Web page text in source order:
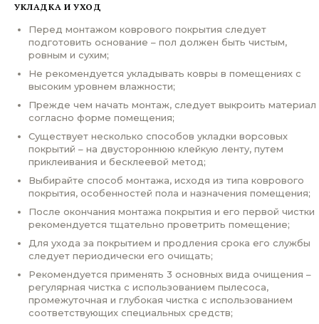
УКЛАДКА И УХОД
Перед монтажом коврового покрытия следует
подготовить основание – пол должен быть чистым,
ровным и сухим;
Не рекомендуется укладывать ковры в помещениях с
высоким уровнем влажности;
Прежде чем начать монтаж, следует выкроить материал
согласно форме помещения;
Существует несколько способов укладки ворсовых
покрытий – на двустороннюю клейкую ленту, путем
приклеивания и бесклеевой метод;
Выбирайте способ монтажа, исходя из типа коврового
покрытия, особенностей пола и назначения помещения;
После окончания монтажа покрытия и его первой чистки
рекомендуется тщательно проветрить помещение;
Для ухода за покрытием и продления срока его службы
следует периодически его очищать;
Рекомендуется применять 3 основных вида очищения –
регулярная чистка с использованием пылесоса,
промежуточная и глубокая чистка с использованием
соответствующих специальных средств;